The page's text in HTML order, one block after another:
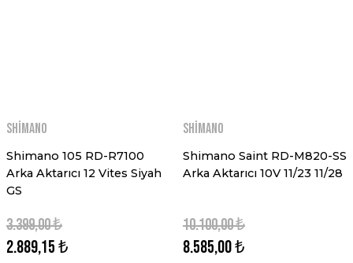
Shimano
Shimano 105 RD-R7100
Arka Aktarıcı 12 Vites Siyah
GS
2.889,15 ₺
3.399,00 ₺
Shimano
Shimano Saint RD-M820-SS
Arka Aktarıcı 10V 11/23 11/28
8.585,00 ₺
10.100,00 ₺